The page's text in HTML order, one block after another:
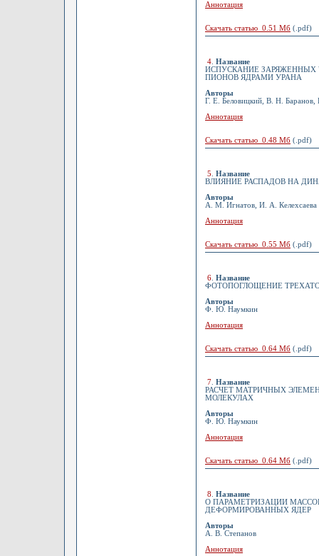
Аннотация
Скачать статью 0.51 Мб (.pdf)
4 Название
ИСПУСКАНИЕ
ПИОНОВ ЯДРАМИ УРАНА
Авторы
Г. Е. Беловицкий, В. Н.
Аннотация
Скачать статью 0.48 Мб (.pdf)
5
Название
ВЛИЯНИЕ РАСПАДОВ НА
Авторы
А. М. Игнатов, И. А. Келехсаева
Аннотация
Скачать статью 0.55 Мб (.pdf)
6 Название
ФОТОПОГЛОЩЕНИЕ
Авторы
Ф. Ю. Наумкин
Аннотация
Скачать статью 0.64 Мб (.pdf)
7 Название
РАСЧЕТ МАТРИЧНЫХ
МОЛЕКУЛАХ
Авторы
Ф. Ю. Наумкин
Аннотация
Скачать статью 0.64 Мб (.pdf)
8
Название
О ПАРАМЕТРИЗАЦИИ
ДЕФОРМИРОВАННЫХ ЯДЕР
Авторы
А. В. Степанов
Аннотация